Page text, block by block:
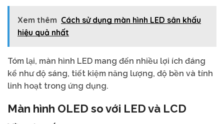
Xem thêm Cách sử dụng màn hình LED sân khấu
hiệu quả nhất
Tóm lại, màn hình LED mang đến nhiều lợi ích đáng
kể như độ sáng, tiết kiệm năng lượng, độ bền và tính
linh hoạt trong ứng dụng.
Màn hình OLED so với LED và LCD